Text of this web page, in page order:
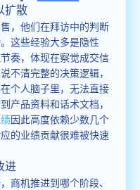
扩散
，他们在拜访中的判断
这些经验大多是隐性
奏，体现在察觉成交信
不清完整的决策逻辑，
个人脑子里，无法直接
产品资料和话术文档，
因此高度依赖少数几个
的业绩贡献很难被快速
进
商机推进到哪个阶段、